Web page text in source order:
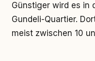
Günstiger wird es in
Gundeli-Quartier.
meist zwischen 10